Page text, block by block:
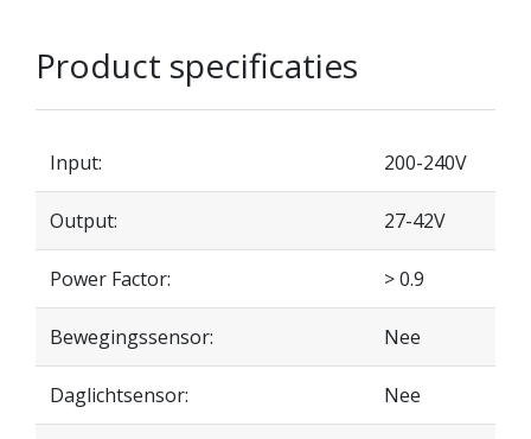
Product specificaties
Input: 200-240V
Output: 27-42V
Power Factor: > 0.9
Bewegingssensor: Nee
Daglichtsensor: Nee